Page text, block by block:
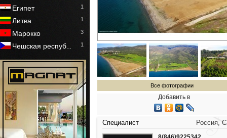
Египет 1
Литва 1
Марокко 3
Чешская респуб 1
Все фотографии
Добавить в
Специалист Россия,